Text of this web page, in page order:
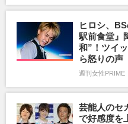
ヒロシ、
駅前食堂』
和”！ツイ
ら怒りの声
週刊女性PRIME
芸能人のセ
で好感度を